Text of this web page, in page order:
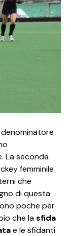
La seconda
femminile
che
di questa
poche per
che lasfida
e le sfidanti